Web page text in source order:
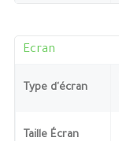
Ecran
Type d'écran
Taille Écran